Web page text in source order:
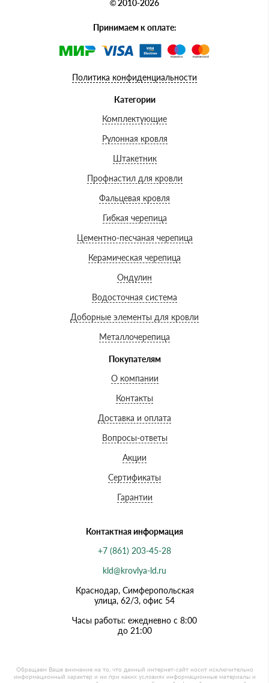
© 2010-2026
Принимаем к оплате:
Политика конфиденциальности
Категории
Комплектующие
Рулонная кровля
Штакетник
Профнастил для кровли
Фальцевая кровля
Гибкая черепица
Цементно-песчаная черепица
Керамическая черепица
Ондулин
Водосточная система
Доборные элементы для кровли
Металлочерепица
Покупателям
О компании
Контакты
Доставка и оплата
Вопросы-ответы
Акции
Сертификаты
Гарантии
Контактная информация
+7 (861) 203-45-28
kld@krovlya-ld.ru
Краснодар, Симферопольская
улица, 62/3, офис 54
Часы работы: ежедневно с 8:00
до 21:00